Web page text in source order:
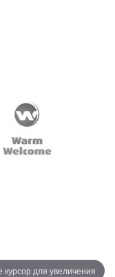
курсор для увеличения